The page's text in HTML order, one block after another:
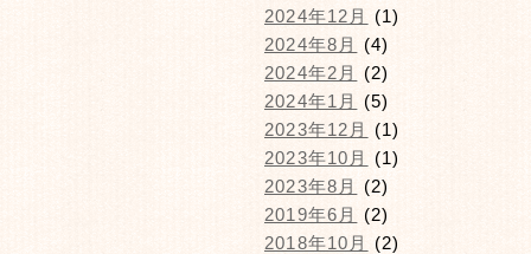
2024年12月
(1)
2024年8月
(4)
2024年2月
(2)
2024年1月
(5)
2023年12月
(1)
2023年10月
(1)
2023年8月
(2)
2019年6月
(2)
2018年10月
(2)